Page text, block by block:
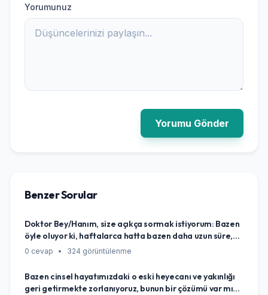
Yorumunuz
Yorumu Gönder
Benzer Sorular
Doktor Bey/Hanım, size açıkça sormak istiyorum: Bazen
öyle oluyor ki, haftalarca hatta bazen daha uzun süre,
cinsellik aklıma bile gelmiyor, hiç canım istemiyor. Sanki
Eskiden böyle değildim. Bu durum normal mi, yoksa
vücudumda yanlış giden bir şeyler mi var diye
0 cevap • 324 görüntülenme
Bazen cinsel hayatımızdaki o eski heyecanı ve yakınlığı
geri getirmekte zorlanıyoruz, bunun bir çözümü var mı